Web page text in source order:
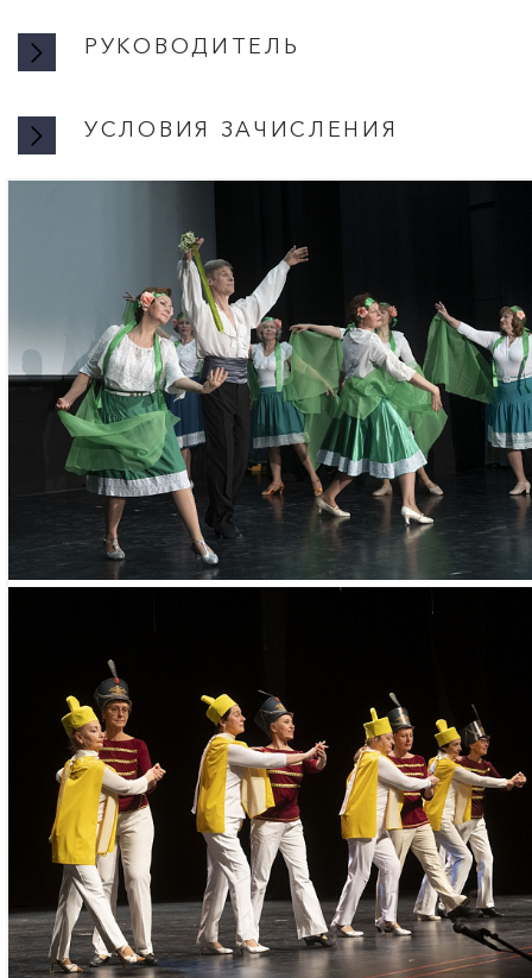
РУКОВОДИТЕЛЬ
УСЛОВИЯ ЗАЧИСЛЕНИЯ
Запись
11:00 до 19:00
Профсоюзная,
Занятия
Профсоюзная,
Занятия